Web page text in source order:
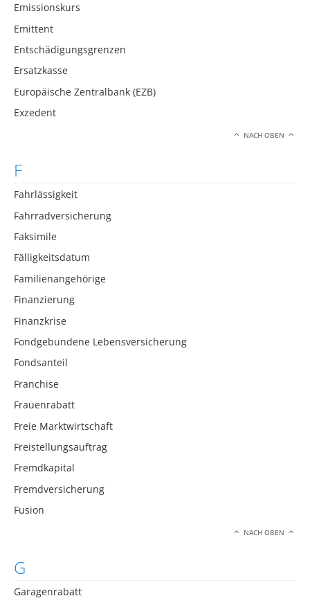
Emissionskurs
Emittent
Entschädigungsgrenzen
Ersatzkasse
Europäische Zentralbank (EZB)
Exzedent
NACH OBEN
F
Fahrlässigkeit
Fahrradversicherung
Faksimile
Fälligkeitsdatum
Familienangehörige
Finanzierung
Finanzkrise
Fondgebundene Lebensversicherung
Fondsanteil
Franchise
Frauenrabatt
Freie Marktwirtschaft
Freistellungsauftrag
Fremdkapital
Fremdversicherung
Fusion
NACH OBEN
G
Garagenrabatt